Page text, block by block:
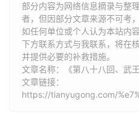
已，言之不胜於悒。今张奎
当终；子牙公不可迟误，可
边：等杨任、韦护追赶至此
矣。子牙公须是亲自用调虎
夷。只俟封神之後，再图会晤
子牙看罢书，打发童子回
部分内容为网络信息摘录与整
者，但因部分文章来源不可考
如任何单位或个人认为本站内
下方联系方式与我联系​​，将在
并提供必要的补救措施。
文章名称：《第八十八回、武
文章链接：
https://tianyugong.com/